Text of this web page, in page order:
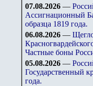
07.08.2026 —
Ассигнационный
образца 1819 года.
06.08.2026 —
Частные боны
05.08.2026 —
Государственный
года.